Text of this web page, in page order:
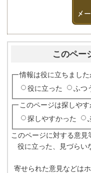
このペー
情報は役に立ちました
役に立った
ふつ
このページは探しや
探しやすかった
このページに対する意見
役に立った、見づらい
寄せられた意見などは